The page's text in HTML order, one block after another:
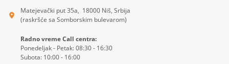
Matejevački put 35a, 18000 Niš, Srbija
(raskršće sa Somborskim bulevarom)
Radno vreme Call centra:
Ponedeljak - Petak: 08:30 - 16:30
Subota: 10:00 - 16:00